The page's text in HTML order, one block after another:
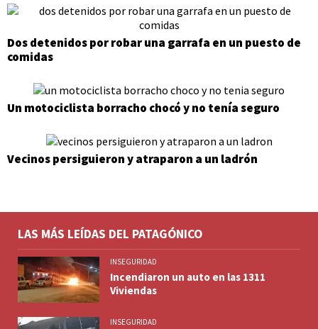
Dos detenidos por robar una garrafa en un puesto de
comidas
Un motociclista borracho chocó y no tenía seguro
Vecinos persiguieron y atraparon a un ladrón
LAS MÁS LEÍDAS DEL PATAGÓNICO
INSEGURIDAD
Incendiaron un auto en las 1311
Viviendas
INSEGURIDAD